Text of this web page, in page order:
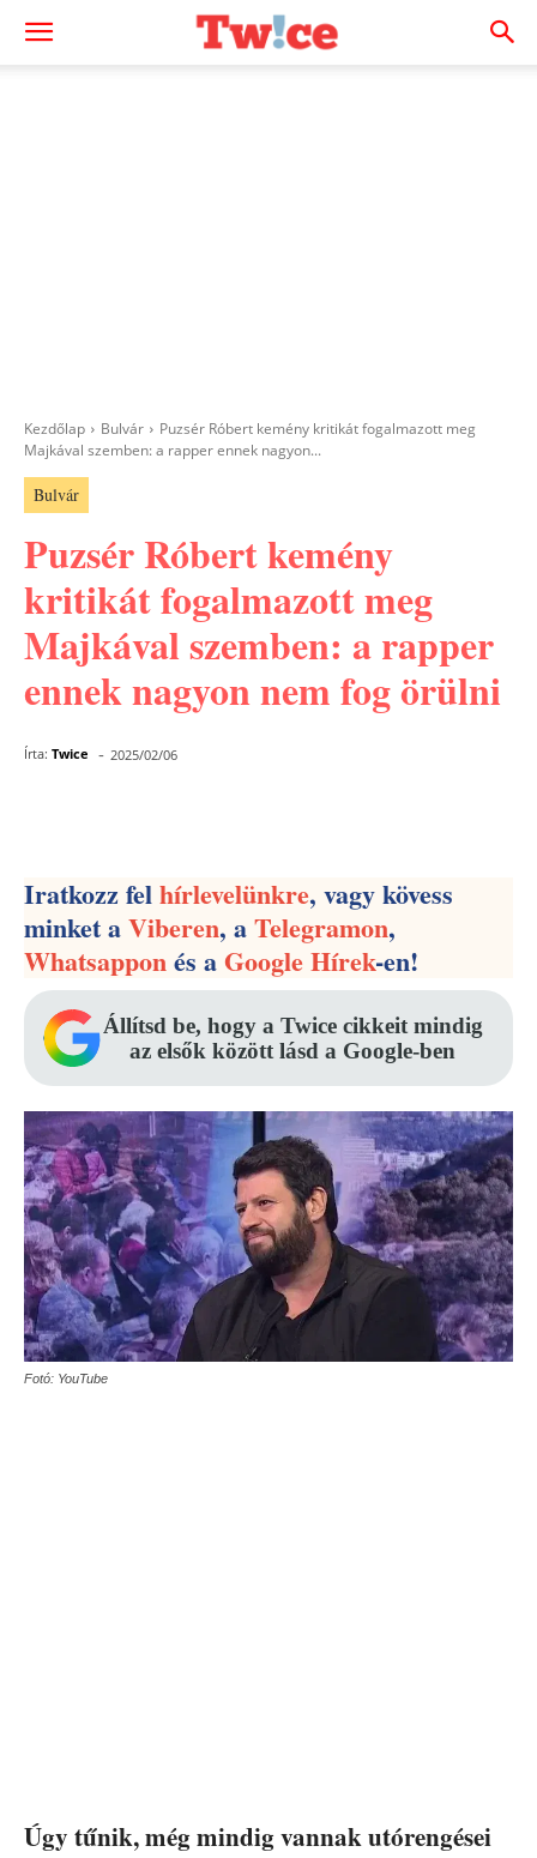
Kezdőlap Bulvár
Puzsér Róbert kemény kritikát fogalmazott meg
Majkával szemben: a rapper ennek nagyon...
Bulvár
Puzsér Róbert kemény
kritikát fogalmazott meg
Majkával szemben: a rapper
ennek nagyon nem fog örülni
Írta: Twice - 2025/02/06
Iratkozz felhírlevelünkre, vagy kövess
minket aViberen, aTelegramon,
Whatsapponés aGoogle Hírek-en!
Állítsd be, hogy a Twice cikkeit mindig
az elsők között lásd a Google-ben
Fotó: YouTube
Úgy tűnik, még mindig vannak utórengései